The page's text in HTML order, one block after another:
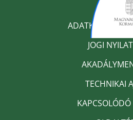
ADATKEZELÉSI
JOGI
TECHNIKAI